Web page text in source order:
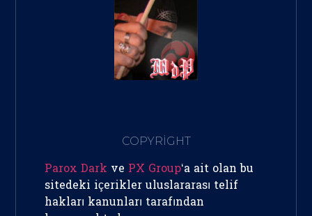
COPYRİGHT
Parox Dark ve PX Group‘a ait olan bu
sitedeki içerikler uluslararası telif
hakları kanunları tarafından